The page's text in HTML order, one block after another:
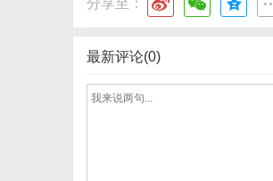
分享至：
最新评论(0)